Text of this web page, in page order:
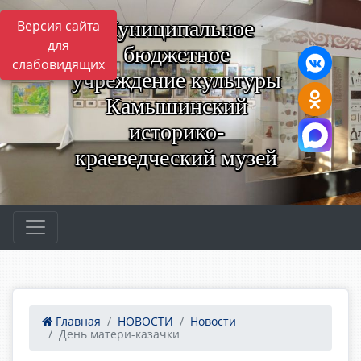
Версия сайта
для
слабовидящих
Муниципальное
бюджетное
учреждение культуры
Камышинский
историко-
краеведческий музей
Главная НОВОСТИ
Новости
День матери-казачки